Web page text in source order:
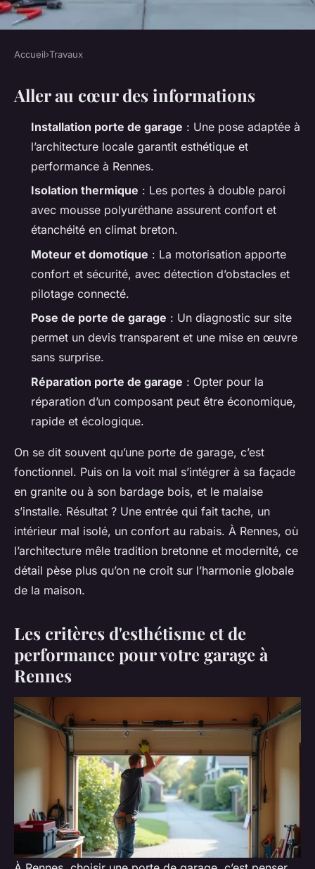
Qualité et expertise pour
l'installation de porte de
garage à Rennes
Auberte
Accueil›Travaux
Aller au cœur des informations
Installation porte de garage : Une pose adaptée à
l’architecture locale garantit esthétique et
performance à Rennes.
Isolation thermique : Les portes à double paroi
avec mousse polyuréthane assurent confort et
étanchéité en climat breton.
Moteur et domotique : La motorisation apporte
confort et sécurité, avec détection d’obstacles et
pilotage connecté.
Pose de porte de garage : Un diagnostic sur site
permet un devis transparent et une mise en œuvre
sans surprise.
Réparation porte de garage : Opter pour la
réparation d’un composant peut être économique,
rapide et écologique.
On se dit souvent qu’une porte de garage, c’est
fonctionnel. Puis on la voit mal s’intégrer à sa façade
en granite ou à son bardage bois, et le malaise
s’installe. Résultat ? Une entrée qui fait tache, un
intérieur mal isolé, un confort au rabais. À Rennes, où
l’architecture mêle tradition bretonne et modernité, ce
détail pèse plus qu’on ne croit sur l’harmonie globale
de la maison.
Les critères d'esthétisme et de
performance pour votre garage à
Rennes